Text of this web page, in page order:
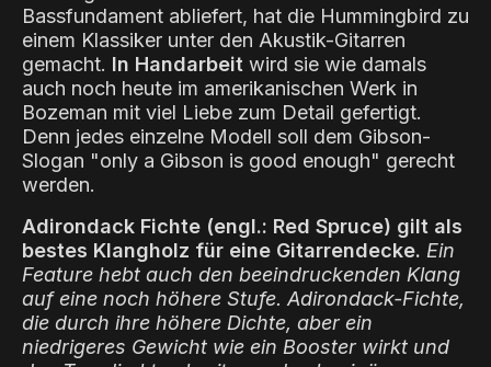
Bassfundament abliefert, hat die Hummingbird zu
einem Klassiker unter den Akustik-Gitarren
gemacht. In Handarbeit wird sie wie damals
auch noch heute im amerikanischen Werk in
Bozeman mit viel Liebe zum Detail gefertigt.
Denn jedes einzelne Modell soll dem Gibson-
Slogan "only a Gibson is good enough" gerecht
werden.
Adirondack Fichte (engl.: Red Spruce) gilt als
bestes Klangholz für eine Gitarrendecke. Ein
Feature hebt auch den beeindruckenden Klang
auf eine noch höhere Stufe. Adirondack-Fichte,
die durch ihre höhere Dichte, aber ein
niedrigeres Gewicht wie ein Booster wirkt und